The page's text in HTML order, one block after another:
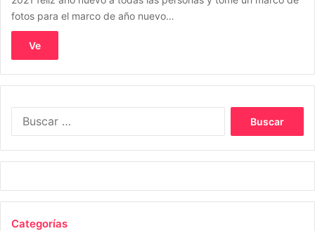
fotos para el marco de año nuevo…
Ve
Categorías